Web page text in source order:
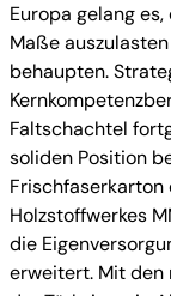
Europa gelang
Maße
behaupten.
Faltschachtel
soliden Position
Holzstoffwerkes
die
erweitert. Mit den